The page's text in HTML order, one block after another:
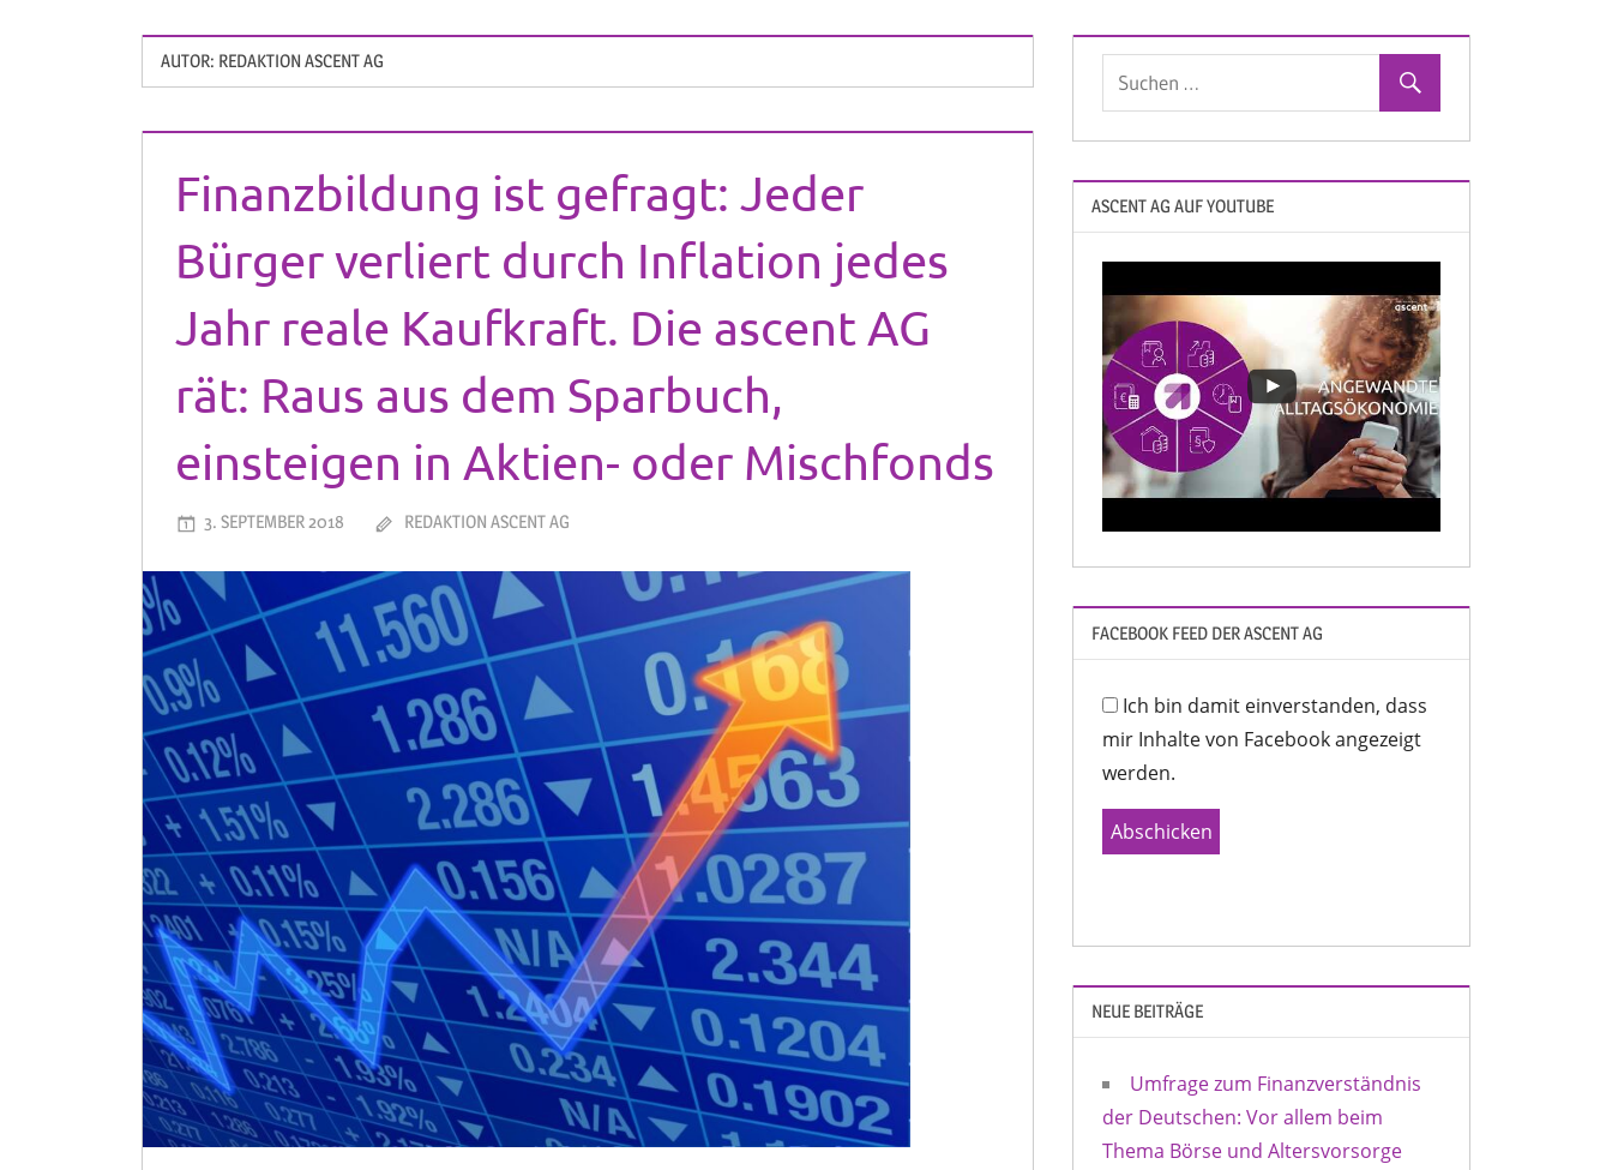
AUTOR: REDAKTION ASCENT AG
Finanzbildung ist gefragt: Jeder
Bürger verliert durch Inflation jedes
Jahr reale Kaufkraft. Die ascent AG
rät: Raus aus dem Sparbuch,
einsteigen in Aktien- oder Mischfonds
3. SEPTEMBER 2018 REDAKTION ASCENT AG
ASCENT AG AUF YOUTUBE
FACEBOOK FEED DER ASCENT AG
Ich bin damit einverstanden, dass
mir Inhalte von Facebook angezeigt
werden.
Abschicken
NEUE BEITRÄGE
Umfrage zum Finanzverständnis
der Deutschen: Vor allem beim
Thema Börse und Altersvorsorge